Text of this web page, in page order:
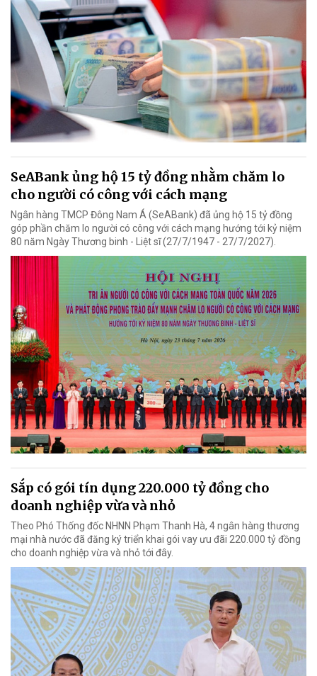
SeABank ủng hộ 15 tỷ đồng nhằm chăm lo
cho người có công với cách mạng
Ngân hàng TMCP Đông Nam Á (SeABank) đã ủng hộ 15 tỷ đồng
góp phần chăm lo người có công với cách mạng hướng tới kỷ niệm
80 năm Ngày Thương binh - Liệt sĩ (27/7/1947 - 27/7/2027).
Sắp có gói tín dụng 220.000 tỷ đồng cho
doanh nghiệp vừa và nhỏ
Theo Phó Thống đốc NHNN Phạm Thanh Hà, 4 ngân hàng thương
mại nhà nước đã đăng ký triển khai gói vay ưu đãi 220.000 tỷ đồng
cho doanh nghiệp vừa và nhỏ tới đây.